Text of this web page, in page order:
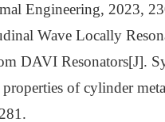
Engineering, 2023,
Wave Locally
DAVI Resonators[J].
properties of cylinder